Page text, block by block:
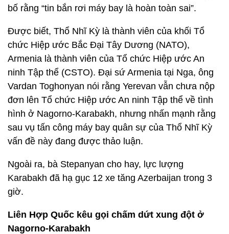
bố rằng “tin bắn rơi máy bay là hoàn toàn sai”.
Được biết, Thổ Nhĩ Kỳ là thành viên của khối Tổ
chức Hiệp ước Bắc Đại Tây Dương (NATO),
Armenia là thành viên của Tổ chức Hiệp ước An
ninh Tập thể (CSTO). Đại sứ Armenia tại Nga, ông
Vardan Toghonyan nói rằng Yerevan vẫn chưa nộp
đơn lên Tổ chức Hiệp ước An ninh Tập thể về tình
hình ở Nagorno-Karabakh, nhưng nhấn mạnh rằng
sau vụ tấn công máy bay quân sự của Thổ Nhĩ Kỳ
vấn đề này đang được thảo luận.
Ngoài ra, bà Stepanyan cho hay, lực lượng
Karabakh đã hạ gục 12 xe tăng Azerbaijan trong 3
giờ.
Liên Hợp Quốc kêu gọi chấm dứt xung đột ở
Nagorno-Karabakh